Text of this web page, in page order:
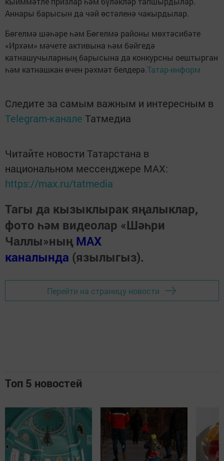
Аннары барысын да чәй өстәленә чакырдылар.
Бөгелмә шәһәре һәм Бөгелмә районы мөхтәсибәте
«Ирхәм» мәчете активына һәм бәйгедә
катнашучыларның барысына да конкурсны оештырган
һәм катнашкан өчен рәхмәт белдерә.Татар-информ
Следите за самым важным и интересным в
Telegram-канале Татмедиа
Читайте новости Татарстана в
национальном мессенджере MАХ:
https://max.ru/tatmedia
Тагы да кызыклырак яңалыклар,
фото һәм видеолар «Шәһри
Чаллы»ның MAX
каналында (язылыгыз).
Перейти на страницу новости
Топ 5 новостей